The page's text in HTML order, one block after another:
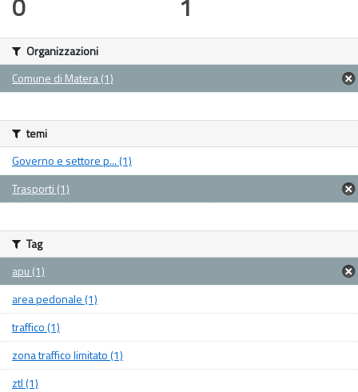
Organizzazioni
Comune di Matera (1)
temi
Governo e settore p... (1)
Trasporti (1)
Tag
apu (1)
area pedonale (1)
traffico (1)
zona traffico limitato (1)
ztl (1)